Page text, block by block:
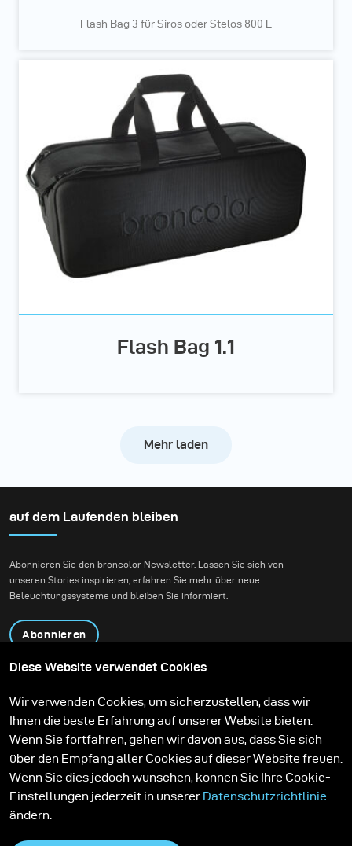
Flash Bag 3 für Siros oder Stelos 800 L
Flash Bag 1.1
Mehr laden
auf dem Laufenden bleiben
Abonnieren Sie den broncolor Newsletter. Lassen Sie sich von
unseren Stories inspirieren, erfahren Sie mehr über neue
Beleuchtungssysteme und bleiben Sie informiert.
Abonnieren
Kontakt
Technologien
Contribute to our blog
Lernen
Support
Karriere
Media Center
Diese Website verwendet Cookies
Wir verwenden Cookies, um sicherzustellen, dass wir
Ihnen die beste Erfahrung auf unserer Website bieten.
Wenn Sie fortfahren, gehen wir davon aus, dass Sie sich
über den Empfang aller Cookies auf dieser Website freuen.
Wenn Sie dies jedoch wünschen, können Sie Ihre Cookie-
Einstellungen jederzeit in unserer Datenschutzrichtlinie
ändern.